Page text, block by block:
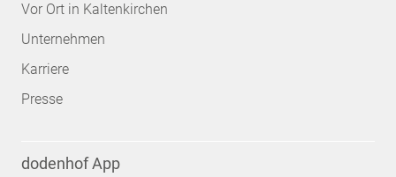
Vor Ort in Kaltenkirchen
Unternehmen
Karriere
Presse
dodenhof App